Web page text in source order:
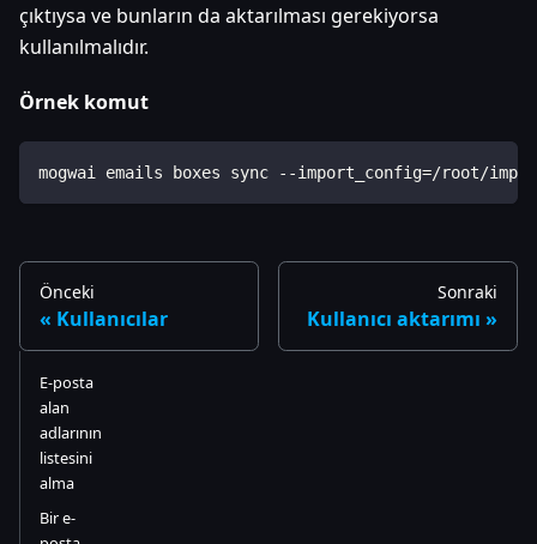
çıktıysa ve bunların da aktarılması gerekiyorsa
kullanılmalıdır.
Örnek komut
mogwai emails boxes sync --import_config=/root/
Önceki
Kullanıcılar
Sonraki
Kullanıcı aktarımı
E-posta
alan
adlarının
listesini
alma
Bir e-